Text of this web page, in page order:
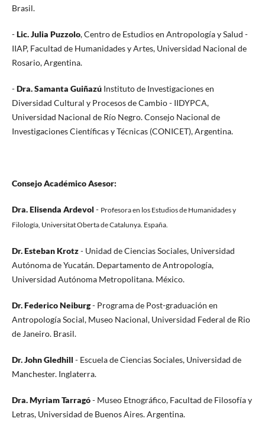
Brasil.
-Lic.Julia Puzzolo, Centro de Estudios en Antropología y Salud -
IIAP, Facultad de Humanidades y Artes, Universidad Nacional de
Rosario, Argentina.
-Dra.Samanta GuiñazúInstituto de Investigaciones en
Diversidad Cultural y Procesos de Cambio - IIDYPCA,
Universidad Nacional de Río Negro. Consejo Nacional de
Investigaciones Científicas y Técnicas (CONICET), Argentina.
Consejo Académico Asesor:
Dra. Elisenda Ardevol - Profesora en los Estudios de Humanidades y
Filología, Universitat Oberta de Catalunya. España.
Dr. Esteban Krotz- Unidad de Ciencias Sociales, Universidad
Autónoma de Yucatán. Departamento de Antropología,
Universidad Autónoma Metropolitana. México.
Dr. Federico Neiburg- Programa de Post-graduación en
Antropología Social, Museo Nacional, Universidad Federal de Rio
de Janeiro. Brasil.
Dr. John Gledhill - Escuela de Ciencias Sociales, Universidad de
Manchester. Inglaterra.
Dra. Myriam Tarragó- Museo Etnográfico, Facultad de Filosofía y
Letras, Universidad de Buenos Aires. Argentina.